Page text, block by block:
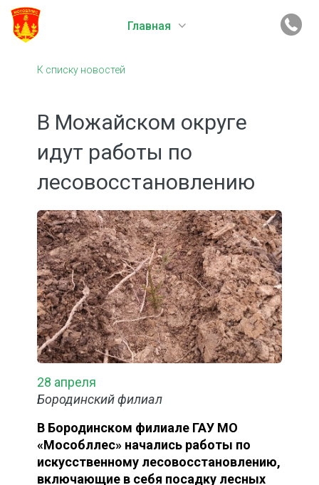
Главная
К списку новостей
В Можайском округе
идут работы по
лесовосстановлению
28 апреля
Бородинский филиал
В Бородинском филиале ГАУ МО
«Мособллес» начались работы по
искусственному лесовосстановлению,
включающие в себя посадку лесных